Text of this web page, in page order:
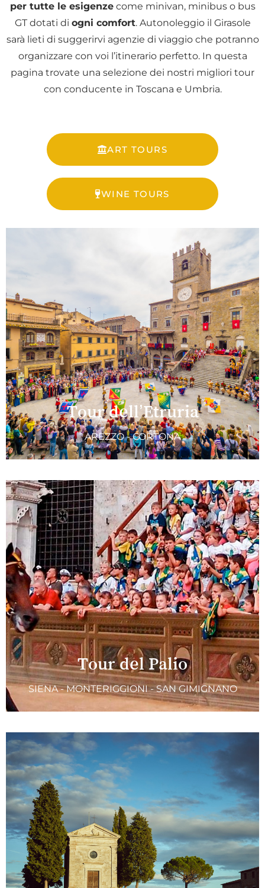
per tutte le esigenzecome minivan, minibus o bus
GT dotati di ogni comfort. Autonoleggio il Girasole
sarà lieti di suggerirvi agenzie di viaggio che potranno
organizzare con voi l’itinerario perfetto. In questa
pagina trovate una selezione dei nostri migliori tour
con conducente in Toscana e Umbria.
ART TOURS
WINE TOURS
Tour dell’Etruria
AREZZO - CORTONA
Tour del Palio
SIENA - MONTERIGGIONI - SAN GIMIGNANO